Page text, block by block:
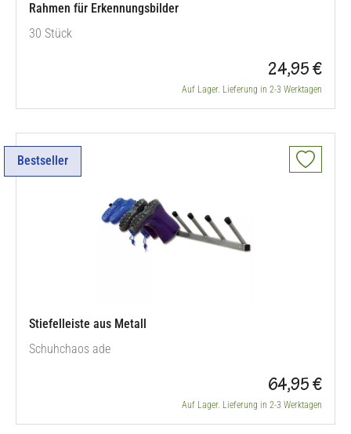
Rahmen für Erkennungsbilder
30 Stück
24,95 €
Auf Lager. Lieferung in 2-3 Werktagen
Bestseller
Stiefelleiste aus Metall
Schuhchaos ade
64,95 €
Auf Lager. Lieferung in 2-3 Werktagen